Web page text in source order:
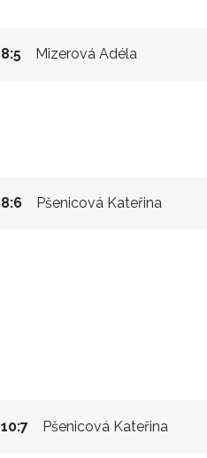
Mizerová Adéla
8:5
Pšenicová Kateřina
8:6
Pšenicová Kateřina
10:7